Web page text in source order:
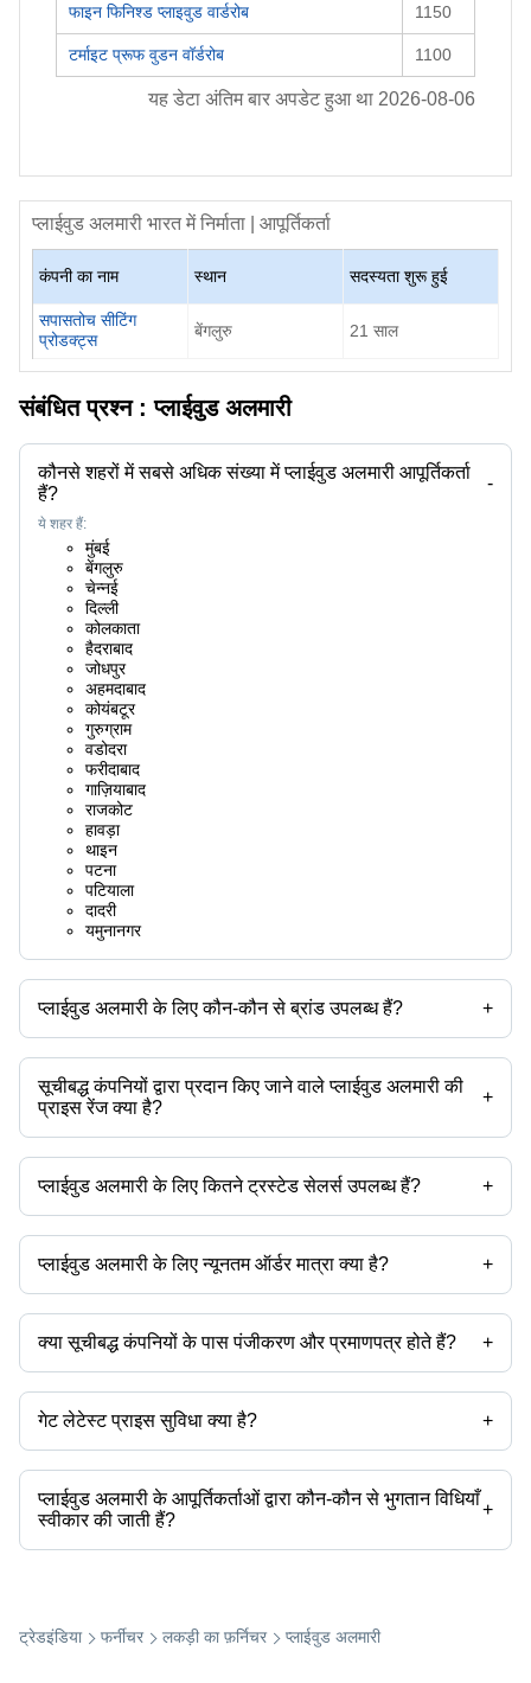
फाइन फिनिश्ड प्लाइवुड वार्डरोब 1150
टर्माइट प्रूफ वुडन वॉर्डरोब 1100
यह डेटा अंतिम बार अपडेट हुआ था 2026-08-06
प्लाईवुड अलमारी भारत में निर्माता | आपूर्तिकर्ता
कंपनी का नाम स्थान सदस्यता शुरू हुई
सपासतोच सीटिंग
प्रोडक्ट्स
बेंगलुरु 21 साल
संबंधित प्रश्न :प्लाईवुड अलमारी
कौनसे शहरों में सबसे अधिक संख्या में प्लाईवुड अलमारी आपूर्तिकर्ता
हैं?
-
ये शहर हैं:
मुंबई
बेंगलुरु
चेन्नई
दिल्ली
कोलकाता
हैदराबाद
जोधपुर
अहमदाबाद
कोयंबटूर
गुरुग्राम
वडोदरा
फरीदाबाद
गाज़ियाबाद
राजकोट
हावड़ा
थाइन
पटना
पटियाला
दादरी
यमुनानगर
प्लाईवुड अलमारी के लिए कौन-कौन से ब्रांड उपलब्ध हैं? +
उपलब्ध ब्रांड हैं -
सूचीबद्ध कंपनियों द्वारा प्रदान किए जाने वाले प्लाईवुड अलमारी की
प्राइस रेंज क्या है?
+
प्लाईवुड अलमारी की प्राइस रेंज है -
कंपनी का नाम मुद्रा प्रोडक्ट का नाम
प्लाईवुड अलमारी के लिए कितने ट्रस्टेड सेलर्स उपलब्ध हैं? +
प्लाईवुड अलमारी के ट्रस्टेड सेलर्स हैं:
सपासतोच सीटिंग प्रोडक्ट्स
प्लाईवुड अलमारी के लिए न्यूनतम ऑर्डर मात्रा क्या है? +
उत्पाद के साथ न्यूनतम ऑर्डर मात्रा उल्लेखित होती है और कंपनी से कंपनी भिन्न हो सकती
है।
क्या सूचीबद्ध कंपनियों के पास पंजीकरण और प्रमाणपत्र होते हैं? +
अधिकांश कंपनियों के पास पंजीकरण होता है, और प्रमाणपत्र रखने वाली कंपनियां हैं -
गेट लेटेस्ट प्राइस सुविधा क्या है? +
आप इसका उपयोग उत्पाद की नवीनतम कीमत प्राप्त करने के लिए कर सकते हैं।
प्लाईवुड अलमारी के आपूर्तिकर्ताओं द्वारा कौन-कौन से भुगतान विधियाँ
स्वीकार की जाती हैं?
+
यह प्लाईवुड अलमारी के आपूर्तिकर्ता पर निर्भर करेगा। कुछ सामान्य भुगतान विधियाँ जिन्हें
ट्रेडइंडिया फर्नीचर लकड़ी का फ़र्निचर प्लाईवुड अलमारी